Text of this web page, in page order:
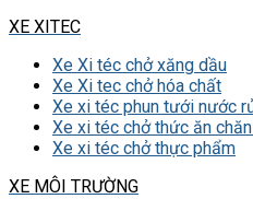
XE XITEC
Xe Xi téc chở xăng dầu
Xe Xi tec chở hóa chất
Xe xi téc phun tưới nước
Xe xi téc chở thức ăn
Xe xi téc chở thực phẩm
XE MÔI TRƯỜNG